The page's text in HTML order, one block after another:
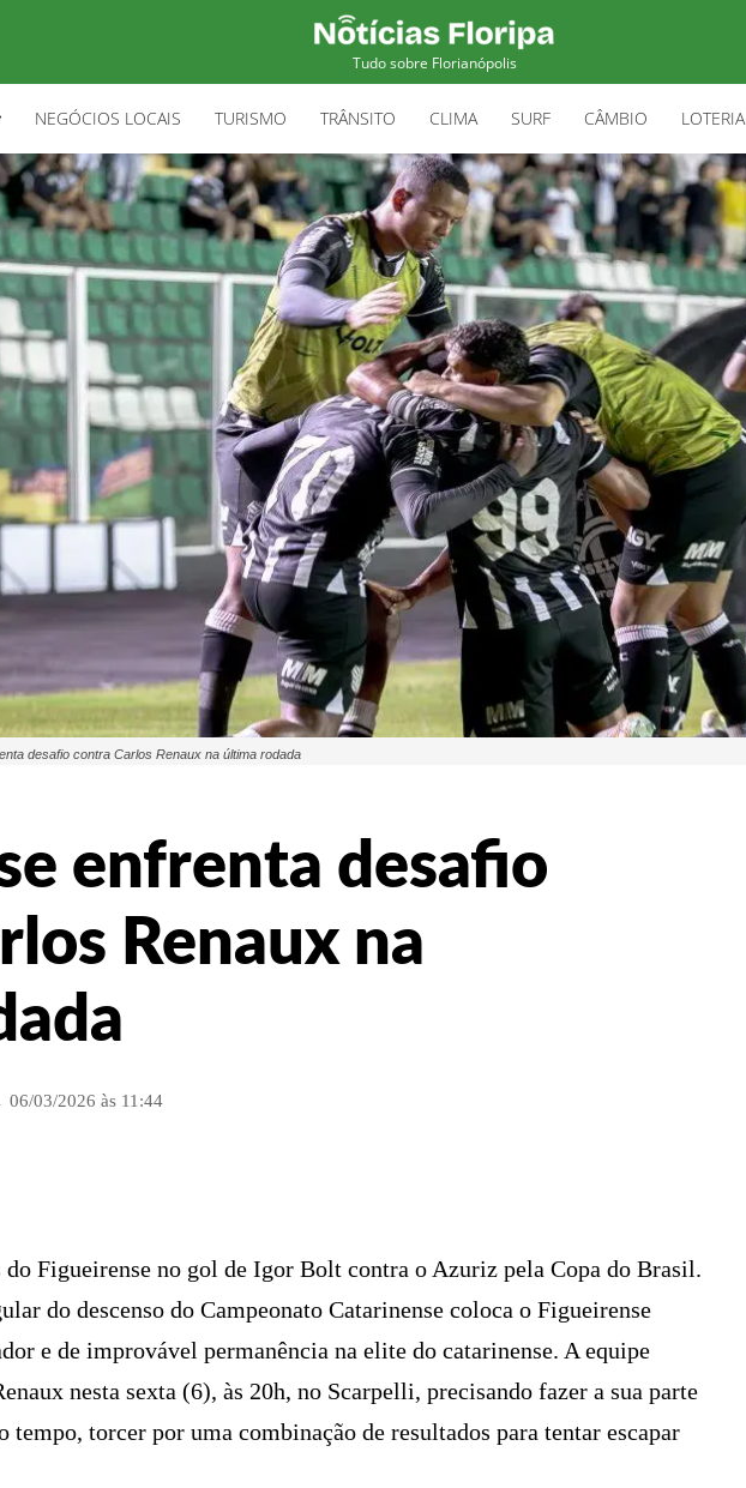
Tudo sobre Florianópolis
NEGÓCIOS LOCAIS TURISMO TRÂNSITO CLIMA SURF CÂMBIO LOTERIA
desafio contra Carlos Renaux na última rodada
enfrenta desafio
Renaux na
06/03/2026 às 11:44
do Figueirense no gol de Igor Bolt contra o Azuriz pela Copa do Brasil.
do descenso do Campeonato Catarinense coloca o Figueirense
e de improvável permanência na elite do catarinense. A equipe
nesta sexta (6), às 20h, no Scarpelli, precisando fazer a sua parte
tempo, torcer por uma combinação de resultados para tentar escapar